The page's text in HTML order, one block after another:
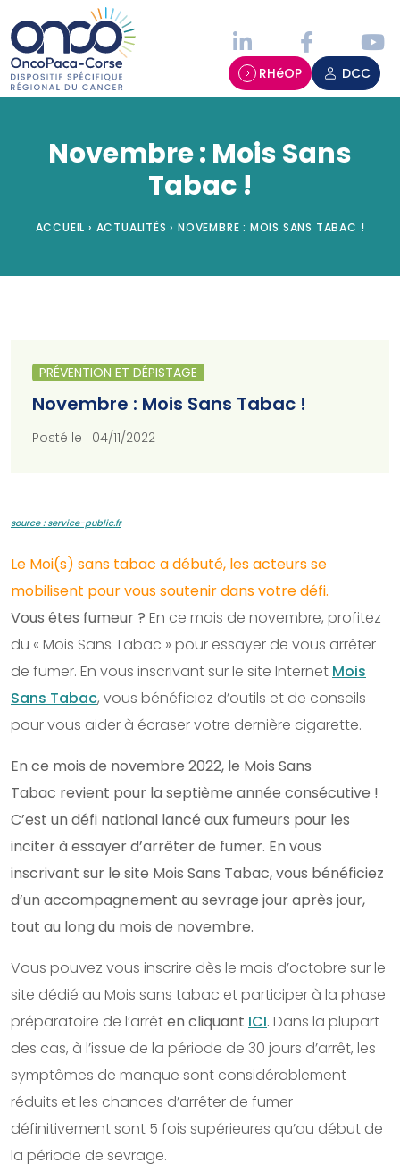
RHéOP DCC
Novembre : Mois Sans
Tabac !
ACCUEIL › ACTUALITÉS › NOVEMBRE : MOIS SANS TABAC !
PRÉVENTION ET DÉPISTAGE
Novembre : Mois Sans Tabac !
Posté le : 04/11/2022
source : service-public.fr
Le Moi(s) sans tabac a débuté, les acteurs se
mobilisent pour vous soutenir dans votre défi.
Vous êtes fumeur ? En ce mois de novembre, profitez
du « Mois Sans Tabac » pour essayer de vous arrêter
de fumer. En vous inscrivant sur le site Internet Mois
Sans Tabac, vous bénéficiez d’outils et de conseils
pour vous aider à écraser votre dernière cigarette.
En ce mois de novembre 2022, le Mois Sans
Tabac revient pour la septième année consécutive !
C’est un défi national lancé aux fumeurs pour les
inciter à essayer d’arrêter de fumer. En vous
inscrivant sur le site Mois Sans Tabac, vous bénéficiez
d’un accompagnement au sevrage jour après jour,
tout au long du mois de novembre.
Vous pouvez vous inscrire dès le mois d’octobre sur le
site dédié au Mois sans tabac et participer à la phase
préparatoire de l’arrêten cliquant ICI. Dans la plupart
des cas, à l’issue de la période de 30 jours d’arrêt, les
symptômes de manque sont considérablement
réduits et les chances d’arrêter de fumer
définitivement sont 5 fois supérieures qu’au début de
la période de sevrage.
Panneau de gestion des cookies